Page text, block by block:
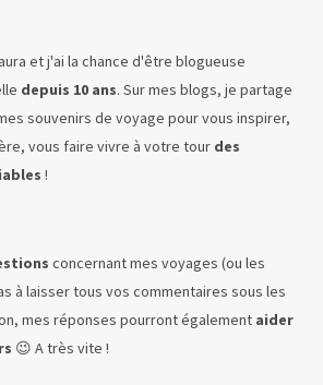
et j'ai la chance d'être blogueuse
depuis 10 ans. Sur mes blogs, je partage
souvenirs de voyage pour vous inspirer,
vous faire vivre à votre tour des
!
concernant mes voyages (ou les
à laisser tous vos commentaires sous les
mes réponses pourront également aider
😉 A très vite !